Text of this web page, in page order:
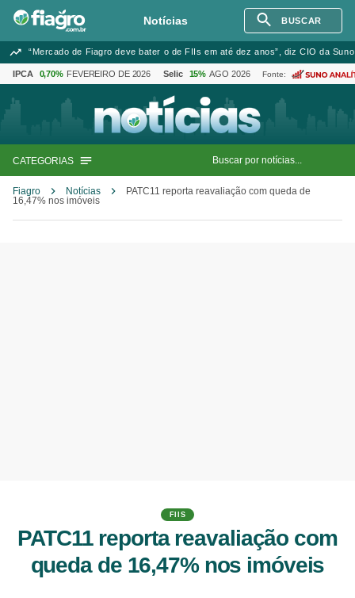
Notícias BUSCAR
“Mercado de Fiagro deve bater o de FIIs em até dez anos”, diz CIO da
IPCA 0,70% FEVEREIRO DE 2026 Selic 15% AGO 2026 Fonte:
CATEGORIAS
Fiagro Notícias
PATC11 reporta reavaliação com queda de
16,47% nos imóveis
FIIS
PATC11 reporta reavaliação com
queda de 16,47% nos imóveis